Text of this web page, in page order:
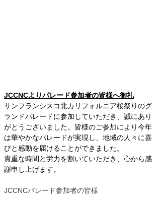
JCCNCよりパレード参加者の皆様へ御礼
サンフランシスコ北カリフォルニア桜祭りのグ
ランドパレードに参加していただき、誠にあり
がとうございました。皆様のご参加により今年
は華やかなパレードが実現し、地域の人々に喜
びと感動を届けることができました。
貴重な時間と労力を割いていただき、心から感
謝申し上げます。
JCCNCパレード参加者の皆様